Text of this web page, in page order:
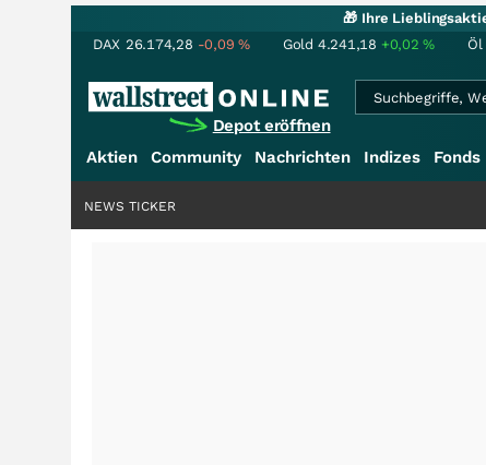
🎁 Ihre
DAX 26.174,28 -0,09% Gold 4.241,18 +0,02% Öl
Depot eröffnen
Aktien Community Nachrichten Indizes Fonds
NEWS TICKER